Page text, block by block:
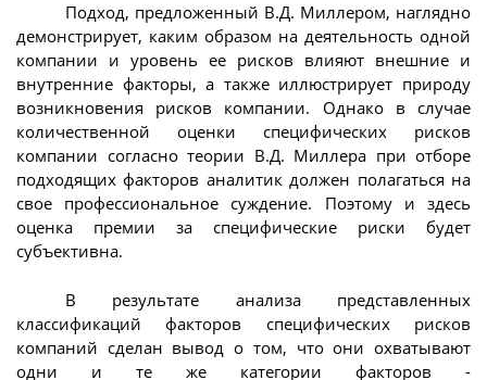
Подход, предложенный В.Д. Миллером, наглядно
демонстрирует, каким образом на деятельность одной
компании и уровень ее рисков влияют внешние и
внутренние факторы, а также иллюстрирует природу
возникновения рисков компании. Однако в случае
количественной оценки специфических рисков
компании согласно теории В.Д. Миллера при отборе
подходящих факторов аналитик должен полагаться на
свое профессиональное суждение. Поэтому и здесь
оценка премии за специфические риски будет
субъективна.
В результате анализа представленных
классификаций факторов специфических рисков
компаний сделан вывод о том, что они охватывают
одни и те же категории факторов -